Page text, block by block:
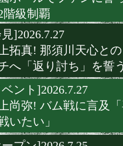
石井武志が世界初
げの26歳が世界王
[発表会見]2026.7.28
吉良大弥! 石井武
決意! 横浜BUNTAI
[トークショー